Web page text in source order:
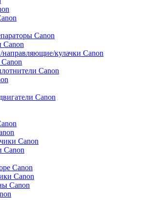
Canon
Canon
кулачки Canon
Canon
Canon
Canon
Canon
Canon
Canon
Canon